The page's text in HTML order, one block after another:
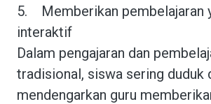
5. Memberikan pembelajaran
interaktif
Dalam pengajaran dan
tradisional, siswa sering duduk
mendengarkan guru